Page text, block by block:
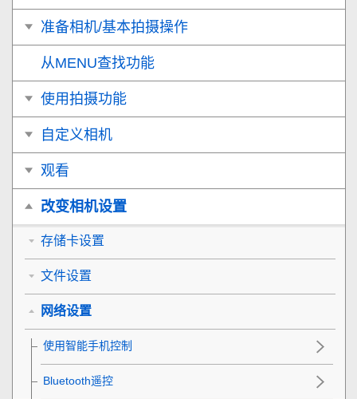
准备相机/基本拍摄操作
从MENU查找功能
使用拍摄功能
自定义相机
观看
改变相机设置
存储卡设置
文件设置
网络设置
使用智能手机控制
Bluetooth遥控